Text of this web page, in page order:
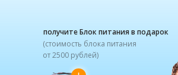
получите Блок питания в подарок
(стоимость блока питания
от 2500 рублей)